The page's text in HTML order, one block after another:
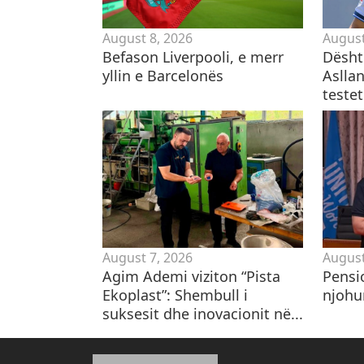
August 8, 2026
Befason Liverpooli, e merr
yllin e Barcelonës
August 7, 2026
Agim Ademi viziton “Pista
Ekoplast”: Shembull i
suksesit dhe inovacionit në...